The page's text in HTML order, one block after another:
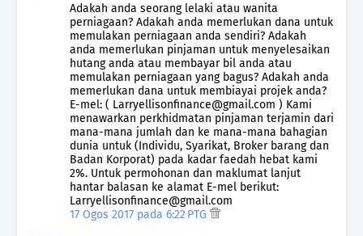
Adakah anda seorang lelaki atau wanita
perniagaan? Adakah anda memerlukan dana untuk
memulakan perniagaan anda sendiri? Adakah
anda memerlukan pinjaman untuk menyelesaikan
hutang anda atau membayar bil anda atau
memulakan perniagaan yang bagus? Adakah anda
memerlukan dana untuk membiayai projek anda?
E-mel: ( Larryellisonfinance@gmail.com ) Kami
menawarkan perkhidmatan pinjaman terjamin dari
mana-mana jumlah dan ke mana-mana bahagian
dunia untuk (Individu, Syarikat, Broker barang dan
Badan Korporat) pada kadar faedah hebat kami
2%. Untuk permohonan dan maklumat lanjut
hantar balasan ke alamat E-mel berikut:
Larryellisonfinance@gmail.com
17 Ogos 2017 pada 6:22 PTG